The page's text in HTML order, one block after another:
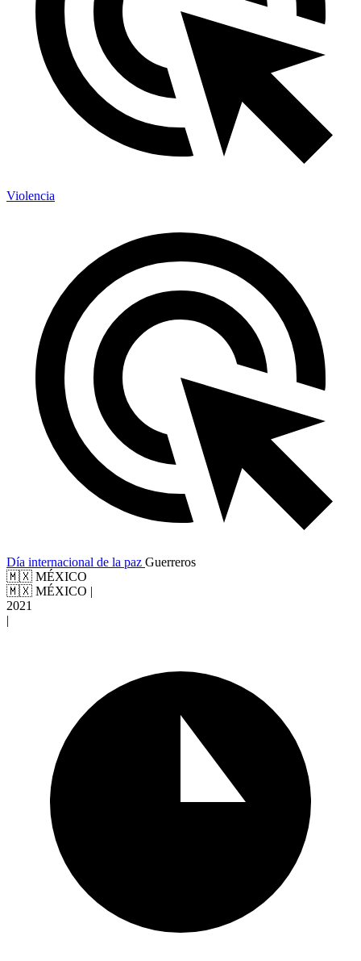
Violencia
Día internacional de la paz Guerreros
🇲🇽 MÉXICO
🇲🇽 MÉXICO |
2021
|